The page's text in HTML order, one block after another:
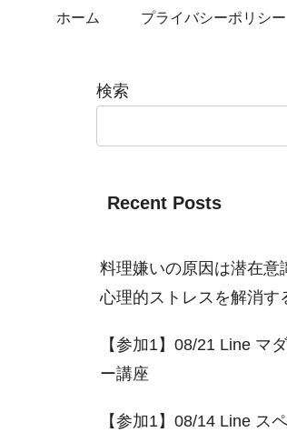
ホーム プライバシーポリシー
検索
Recent Posts
料理嫌いの原因は潜在意
心理的ストレスを解消す
【参加1】08/21 Line マ
ー講座
【参加1】08/14 Line ス